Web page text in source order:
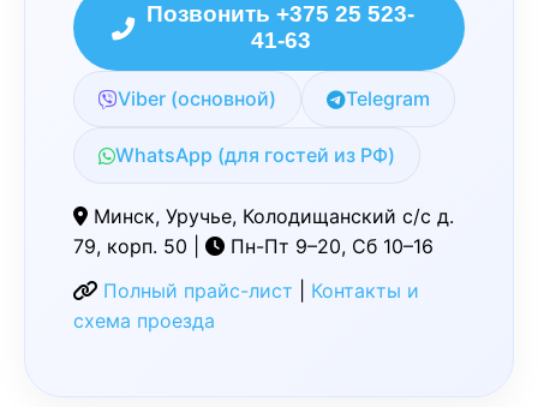
Позвонить +375 25 523-
41-63
Viber (основной) Telegram
WhatsApp (для гостей из РФ)
Минск, Уручье, Колодищанский с/с д.
79, корп. 50 |
Пн-Пт 9–20, Сб 10–16
Полный прайс-лист
Контакты и
схема проезда